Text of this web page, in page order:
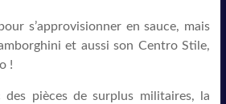
s’approvisionner en sauce, mais
et aussi son Centro Stile,
!
des pièces de surplus militaires, la